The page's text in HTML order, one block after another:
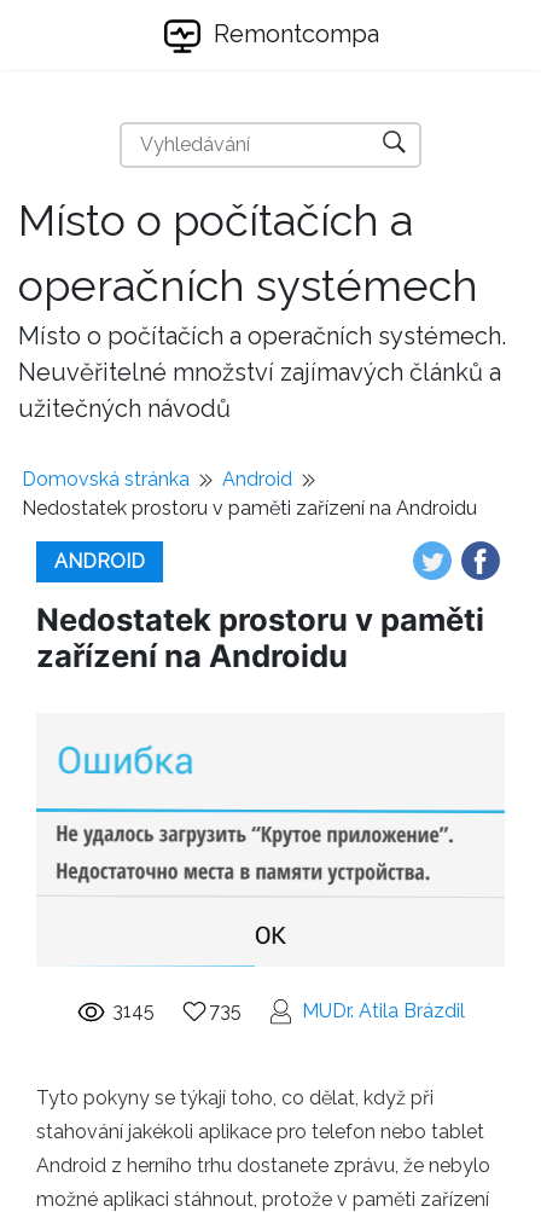
Remontcompa
Místo o počítačích a
operačních systémech
Místo o počítačích a operačních systémech.
Neuvěřitelné množství zajímavých článků a
užitečných návodů
Domovská stránka
Android
Nedostatek prostoru v paměti zařízení na Androidu
ANDROID
Nedostatek prostoru v paměti
zařízení na Androidu
3145 735 MUDr. Atila Brázdil
Tyto pokyny se týkají toho, co dělat, když při
stahování jakékoli aplikace pro telefon nebo tablet
Android z herního trhu dostanete zprávu, že nebylo
možné aplikaci stáhnout, protože v paměti zařízení